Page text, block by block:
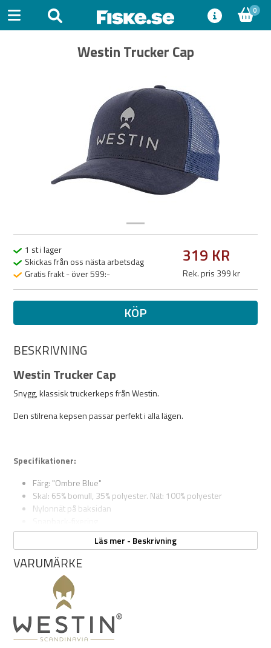
0
Westin Trucker Cap
1 st i lager
Skickas från oss nästa arbetsdag
Gratis frakt - över 599:-
319 KR
Rek. pris 399 kr
KÖP
BESKRIVNING
Westin Trucker Cap
Snygg, klassisk truckerkeps från Westin.
Den stilrena kepsen passar perfekt i alla lägen.
Specifikationer:
Färg: "Ombre Blue"
Skal: 65% bomull, 35% polyester. Nät: 100% polyester
Nylonnät på baksidan
One Size
Läs mer - Beskrivning
VARUMÄRKE